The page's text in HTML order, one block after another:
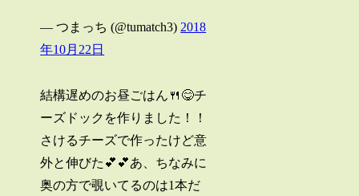
— つまっち (@tumatch3) 2018
年10月22日
結構遅めのお昼ごはん🍴😋チ
ーズドックを作りました！！
さけるチーズで作ったけど意
外と伸びた💕💕あ、ちなみに
奥の方で覗いてるのは1本だ